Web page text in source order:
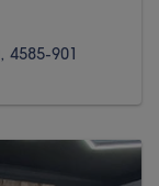
4585-901